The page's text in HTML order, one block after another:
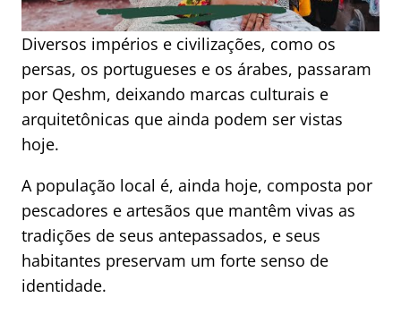
Diversos impérios e civilizações, como os
persas, os portugueses e os árabes, passaram
por Qeshm, deixando marcas culturais e
arquitetônicas que ainda podem ser vistas
hoje.
A população local é, ainda hoje, composta por
pescadores e artesãos que mantêm vivas as
tradições de seus antepassados, e seus
habitantes preservam um forte senso de
identidade.